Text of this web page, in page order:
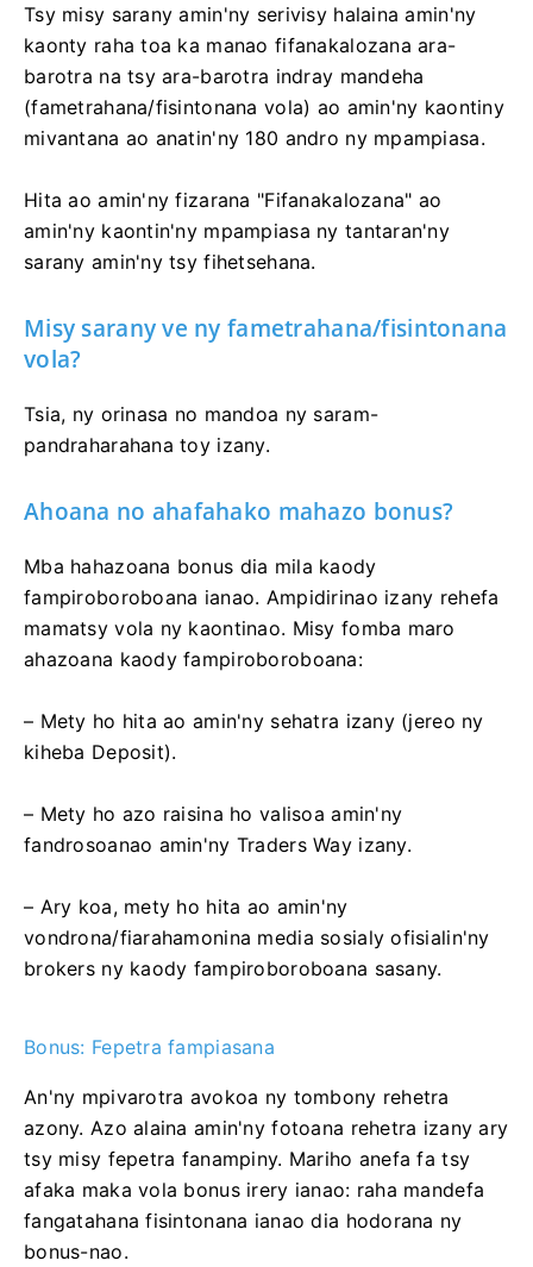
Tsy misy sarany amin'ny serivisy halaina amin'ny
kaonty raha toa ka manao fifanakalozana ara-
barotra na tsy ara-barotra indray mandeha
(fametrahana/fisintonana vola) ao amin'ny kaontiny
mivantana ao anatin'ny 180 andro ny mpampiasa.
Hita ao amin'ny fizarana "Fifanakalozana" ao
amin'ny kaontin'ny mpampiasa ny tantaran'ny
sarany amin'ny tsy fihetsehana.
Misy sarany ve ny fametrahana/fisintonana
vola?
Tsia, ny orinasa no mandoa ny saram-
pandraharahana toy izany.
Ahoana no ahafahako mahazo bonus?
Mba hahazoana bonus dia mila kaody
fampiroboroboana ianao. Ampidirinao izany rehefa
mamatsy vola ny kaontinao. Misy fomba maro
ahazoana kaody fampiroboroboana:
– Mety ho hita ao amin'ny sehatra izany (jereo ny
kiheba Deposit).
– Mety ho azo raisina ho valisoa amin'ny
fandrosoanao amin'ny Traders Way izany.
– Ary koa, mety ho hita ao amin'ny
vondrona/fiarahamonina media sosialy ofisialin'ny
brokers ny kaody fampiroboroboana sasany.
Bonus: Fepetra fampiasana
An'ny mpivarotra avokoa ny tombony rehetra
azony. Azo alaina amin'ny fotoana rehetra izany ary
tsy misy fepetra fanampiny. Mariho anefa fa tsy
afaka maka vola bonus irery ianao: raha mandefa
fangatahana fisintonana ianao dia hodorana ny
bonus-nao.